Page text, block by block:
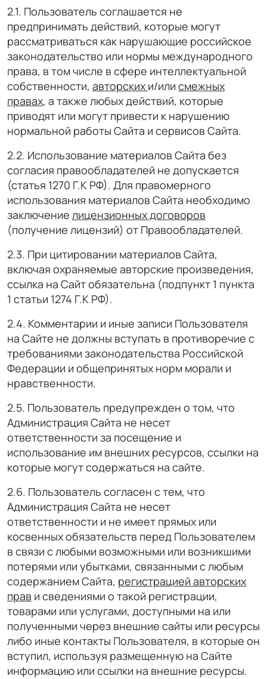
2.1. Пользователь соглашается не
предпринимать действий, которые могут
рассматриваться как нарушающие российское
законодательство или нормы международного
права, в том числе в сфере интеллектуальной
собственности, авторских и/или смежных
правах, а также любых действий, которые
приводят или могут привести к нарушению
нормальной работы Сайта и сервисов Сайта.
2.2. Использование материалов Сайта без
согласия правообладателей не допускается
(статья 1270 Г.К РФ). Для правомерного
использования материалов Сайта необходимо
заключение лицензионных договоров
(получение лицензий) от Правообладателей.
2.3. При цитировании материалов Сайта,
включая охраняемые авторские произведения,
ссылка на Сайт обязательна (подпункт 1 пункта
1 статьи 1274 Г.К РФ).
2.4. Комментарии и иные записи Пользователя
на Сайте не должны вступать в противоречие с
требованиями законодательства Российской
Федерации и общепринятых норм морали и
нравственности.
2.5. Пользователь предупрежден о том, что
Администрация Сайта не несет
ответственности за посещение и
использование им внешних ресурсов, ссылки на
которые могут содержаться на сайте.
2.6. Пользователь согласен с тем, что
Администрация Сайта не несет
ответственности и не имеет прямых или
косвенных обязательств перед Пользователем
в связи с любыми возможными или возникшими
потерями или убытками, связанными с любым
содержанием Сайта, регистрацией авторских
прав и сведениями о такой регистрации,
товарами или услугами, доступными на или
полученными через внешние сайты или ресурсы
либо иные контакты Пользователя, в которые он
вступил, используя размещенную на Сайте
информацию или ссылки на внешние ресурсы.